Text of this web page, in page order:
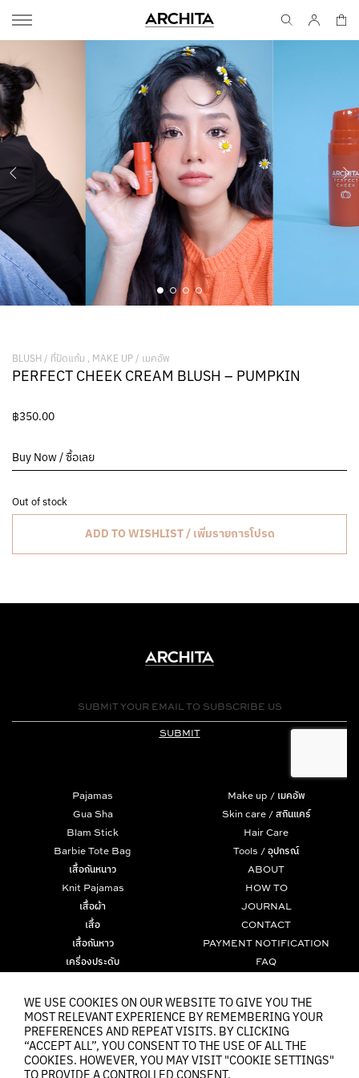
BLUSH / ที่ปัดแก้ม , MAKE UP / เมคอัพ
PERFECT CHEEK CREAM BLUSH – PUMPKIN
฿350.00
Buy Now / ซื้อเลย
Out of stock
ADD TO WISHLIST / เพิ่มรายการโปรด
Pajamas
Gua Sha
Blam Stick
Barbie Tote Bag
เสื้อกันหนาว
Knit Pajamas
เสื้อผ้า
เสื้อ
เสื้อกันหาว
เครื่องประดับ
Tom and Jerry Collection
The Powerpuff Girls Collection
Make up / เมคอัพ
Skin care / สกินแคร์
Hair Care
Tools / อุปกรณ์
ABOUT
HOW TO
JOURNAL
CONTACT
PAYMENT NOTIFICATION
FAQ
PRIVACY POLICY
COOKIES
WE USE COOKIES ON OUR WEBSITE TO GIVE YOU THE
MOST RELEVANT EXPERIENCE BY REMEMBERING YOUR
PREFERENCES AND REPEAT VISITS. BY CLICKING
“ACCEPT ALL”, YOU CONSENT TO THE USE OF ALL THE
COOKIES. HOWEVER, YOU MAY VISIT "COOKIE SETTINGS"